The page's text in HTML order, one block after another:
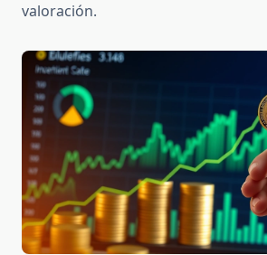
valoración.